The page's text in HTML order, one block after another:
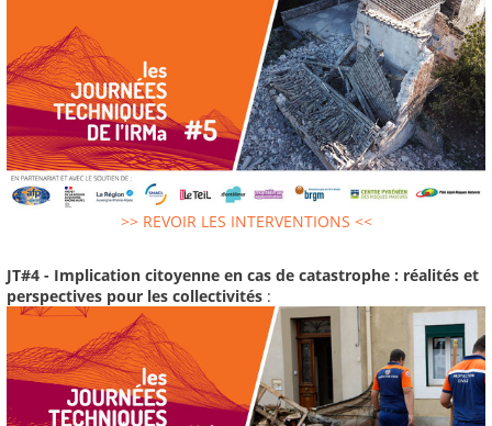
>> REVOIR LES INTERVENTIONS <<
JT#4 - Implication citoyenne en cas de catastrophe : réalités et
perspectives pour les collectivités :